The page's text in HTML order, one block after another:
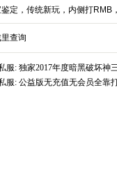
定，传统新玩，内侧打RMB
查询
服: 独家2017年度暗黑破坏神
服: 公益版无充值无会员全靠